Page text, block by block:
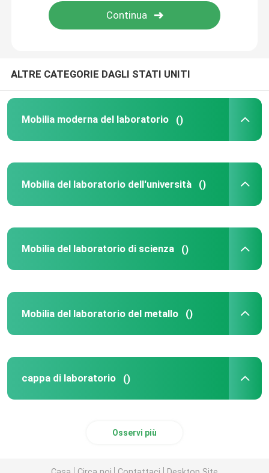
ALTRE CATEGORIE DAGLI STATI UNITI
Mobilia moderna del laboratorio ()
Mobilia del laboratorio dell'università ()
Mobilia del laboratorio di scienza ()
Mobilia del laboratorio del metallo ()
cappa di laboratorio ()
Osservi più